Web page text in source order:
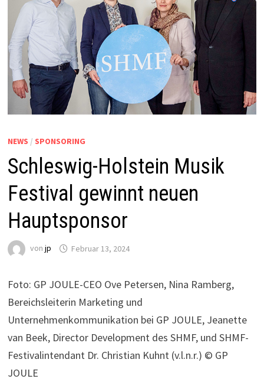
NEWS / SPONSORING
Schleswig-Holstein Musik
Festival gewinnt neuen
Hauptsponsor
vonjp Februar 13, 2024
Foto: GP JOULE-CEO Ove Petersen, Nina Ramberg,
Bereichsleiterin Marketing und
Unternehmenkommunikation bei GP JOULE, Jeanette
van Beek, Director Development des SHMF, und SHMF-
Festivalintendant Dr. Christian Kuhnt (v.l.n.r.) © GP
JOULE